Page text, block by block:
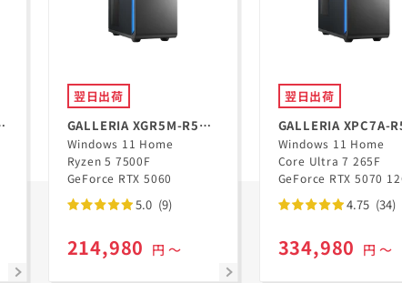
翌日出荷
GALLERIA XGR5M-R56-
GD Ryzen 5 7500F搭載
Windows 11 Home
Ryzen 5 7500F
GeForce RTX 5060
5.0 (9)
214,980 円 ～
翌日出荷
GALLERIA XPC7A-
GD
Windows 11 Home
Core Ultra 7 265F
GeForce RTX 5070
4.75 (34)
334,980 円 ～